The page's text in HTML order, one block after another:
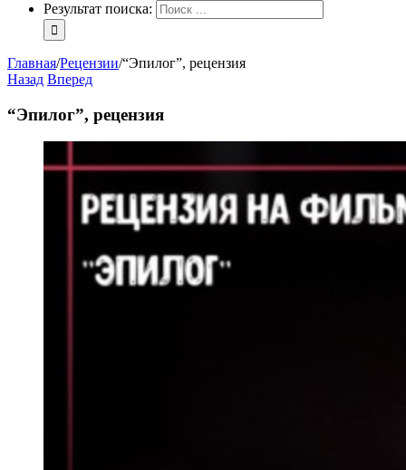
Результат поиска:
Главная/Рецензии/“Эпилог”, рецензия
Назад Вперед
“Эпилог”, рецензия